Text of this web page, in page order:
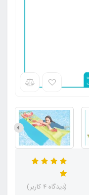
(دیدگاه 4 کاربر)